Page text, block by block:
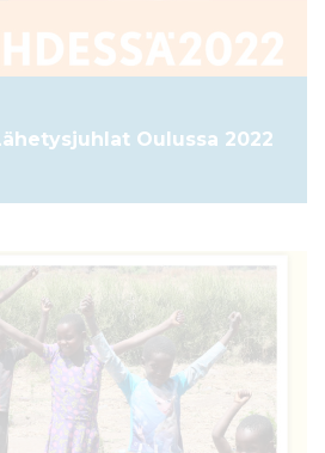
Oulussa 2022